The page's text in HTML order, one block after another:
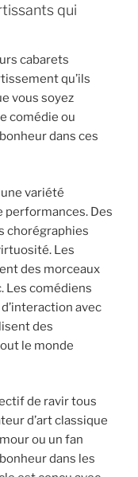
qui
cabarets
qu’ils
vous soyez
comédie ou
dans ces
variété
performances. Des
chorégraphies
Les
des morceaux
Les comédiens
avec
des
le monde
de ravir tous
d’art classique
ou un fan
dans les